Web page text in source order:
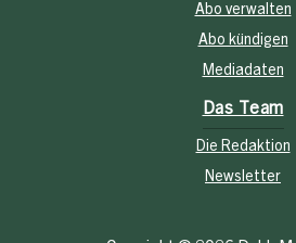
Abo verwalten
Abo kündigen
Mediadaten
Das Team
Die Redaktion
Newsletter